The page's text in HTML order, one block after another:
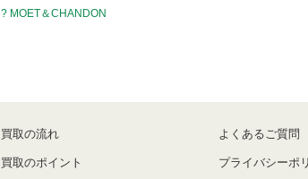
? MOET＆CHANDON
買取の流れ
買取のポイント
よくあるご質問
プライバシーポ